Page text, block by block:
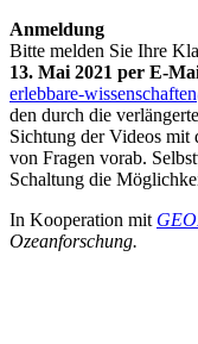
Anmeldung
Bitte melden Sie Ihre
13. Mai 2021 per E-
erlebbare-
den durch die
Sichtung der Videos mit
von Fragen vorab.
Schaltung die
In Kooperation mit
Ozeanforschung.